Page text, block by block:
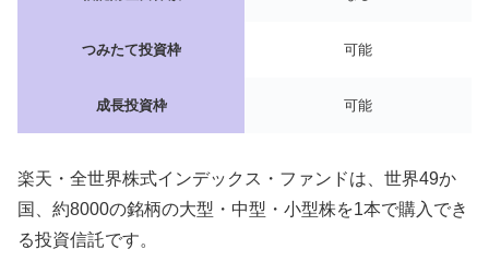
つみたて投資枠 可能
成長投資枠 可能
楽天・全世界株式インデックス・ファンドは、世界49か
国、約8000の銘柄の大型・中型・小型株を1本で購入でき
る投資信託です。